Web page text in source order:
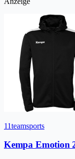
11teamsports
Kempa Emotion